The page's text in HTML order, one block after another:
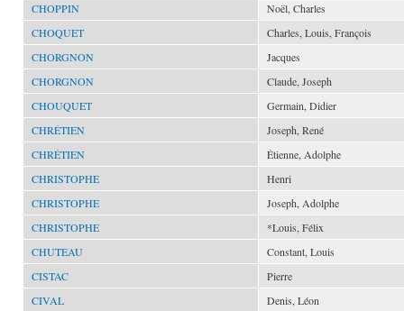
CHOPPIN
Noël, Charles
CHOQUET
Charles, Louis, François
CHORGNON
Jacques
CHORGNON
Claude, Joseph
CHOUQUET
Germain, Didier
CHRÉTIEN
Joseph, René
CHRÉTIEN
Étienne, Adolphe
CHRISTOPHE
Henri
CHRISTOPHE
Joseph, Adolphe
CHRISTOPHE
*Louis, Félix
CHUTEAU
Constant, Louis
CISTAC
Pierre
CIVAL
Denis, Léon